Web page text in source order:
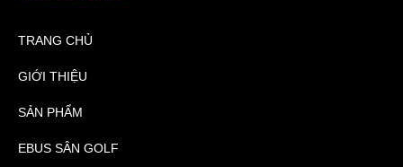
TRANG CHỦ
GIỚI THIỆU
SẢN PHẨM
EBUS SÂN GOLF